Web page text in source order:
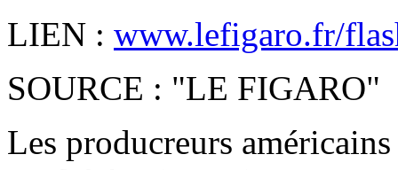
LIEN : www.lefigaro.fr/
SOURCE : "LE FIGARO"
Les producreurs